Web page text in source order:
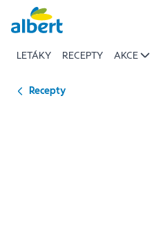
Přeskočit
LETÁKY RECEPTY AKCE
Recepty